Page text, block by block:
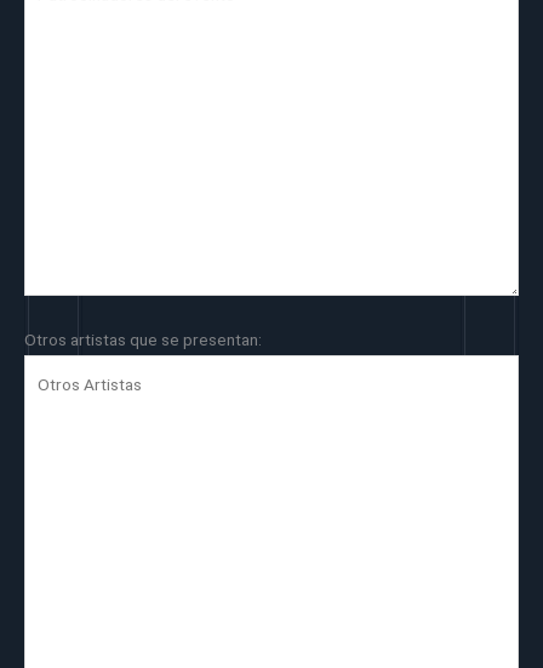
Otros artistas que se presentan: